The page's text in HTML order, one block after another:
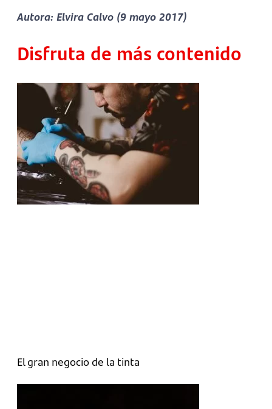
Autora: Elvira Calvo (9 mayo 2017)
Disfruta de más contenido
El gran negocio de la tinta